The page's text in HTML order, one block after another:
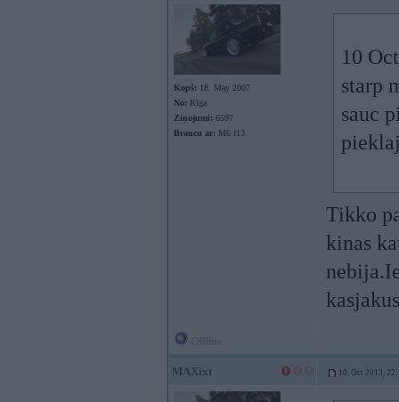
Kopš: 18. May 2007
No: Rīga
Ziņojumi: 6597
Braucu ar: M6 f13
10
starp
sauc
Tikko
kinas
MAXixt 10. Oct 2013,